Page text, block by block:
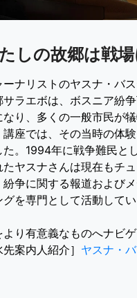
しの故郷は戦
ーナリストのヤスナ・バ
サラエボは、ボスニア紛
なり、多くの一般市民が
講座では、その当時の体
た。1994年に戦争難民と
たヤスナさんは現在もチ
紛争に関する報道および
グを専門として活動してい
より有意義なものへナビゲ
先案内人紹介］ ヤスナ・